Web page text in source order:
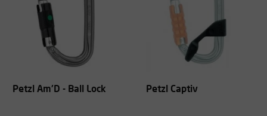
Petzl Am'D - Ball Lock Petzl Captiv